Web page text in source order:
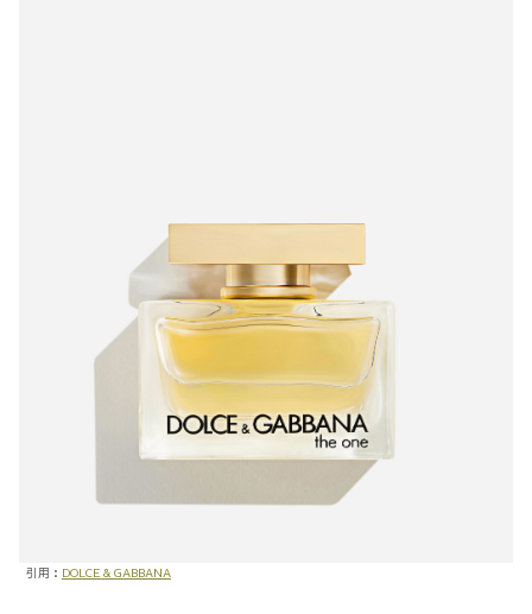
引用： DOLCE & GABBANA